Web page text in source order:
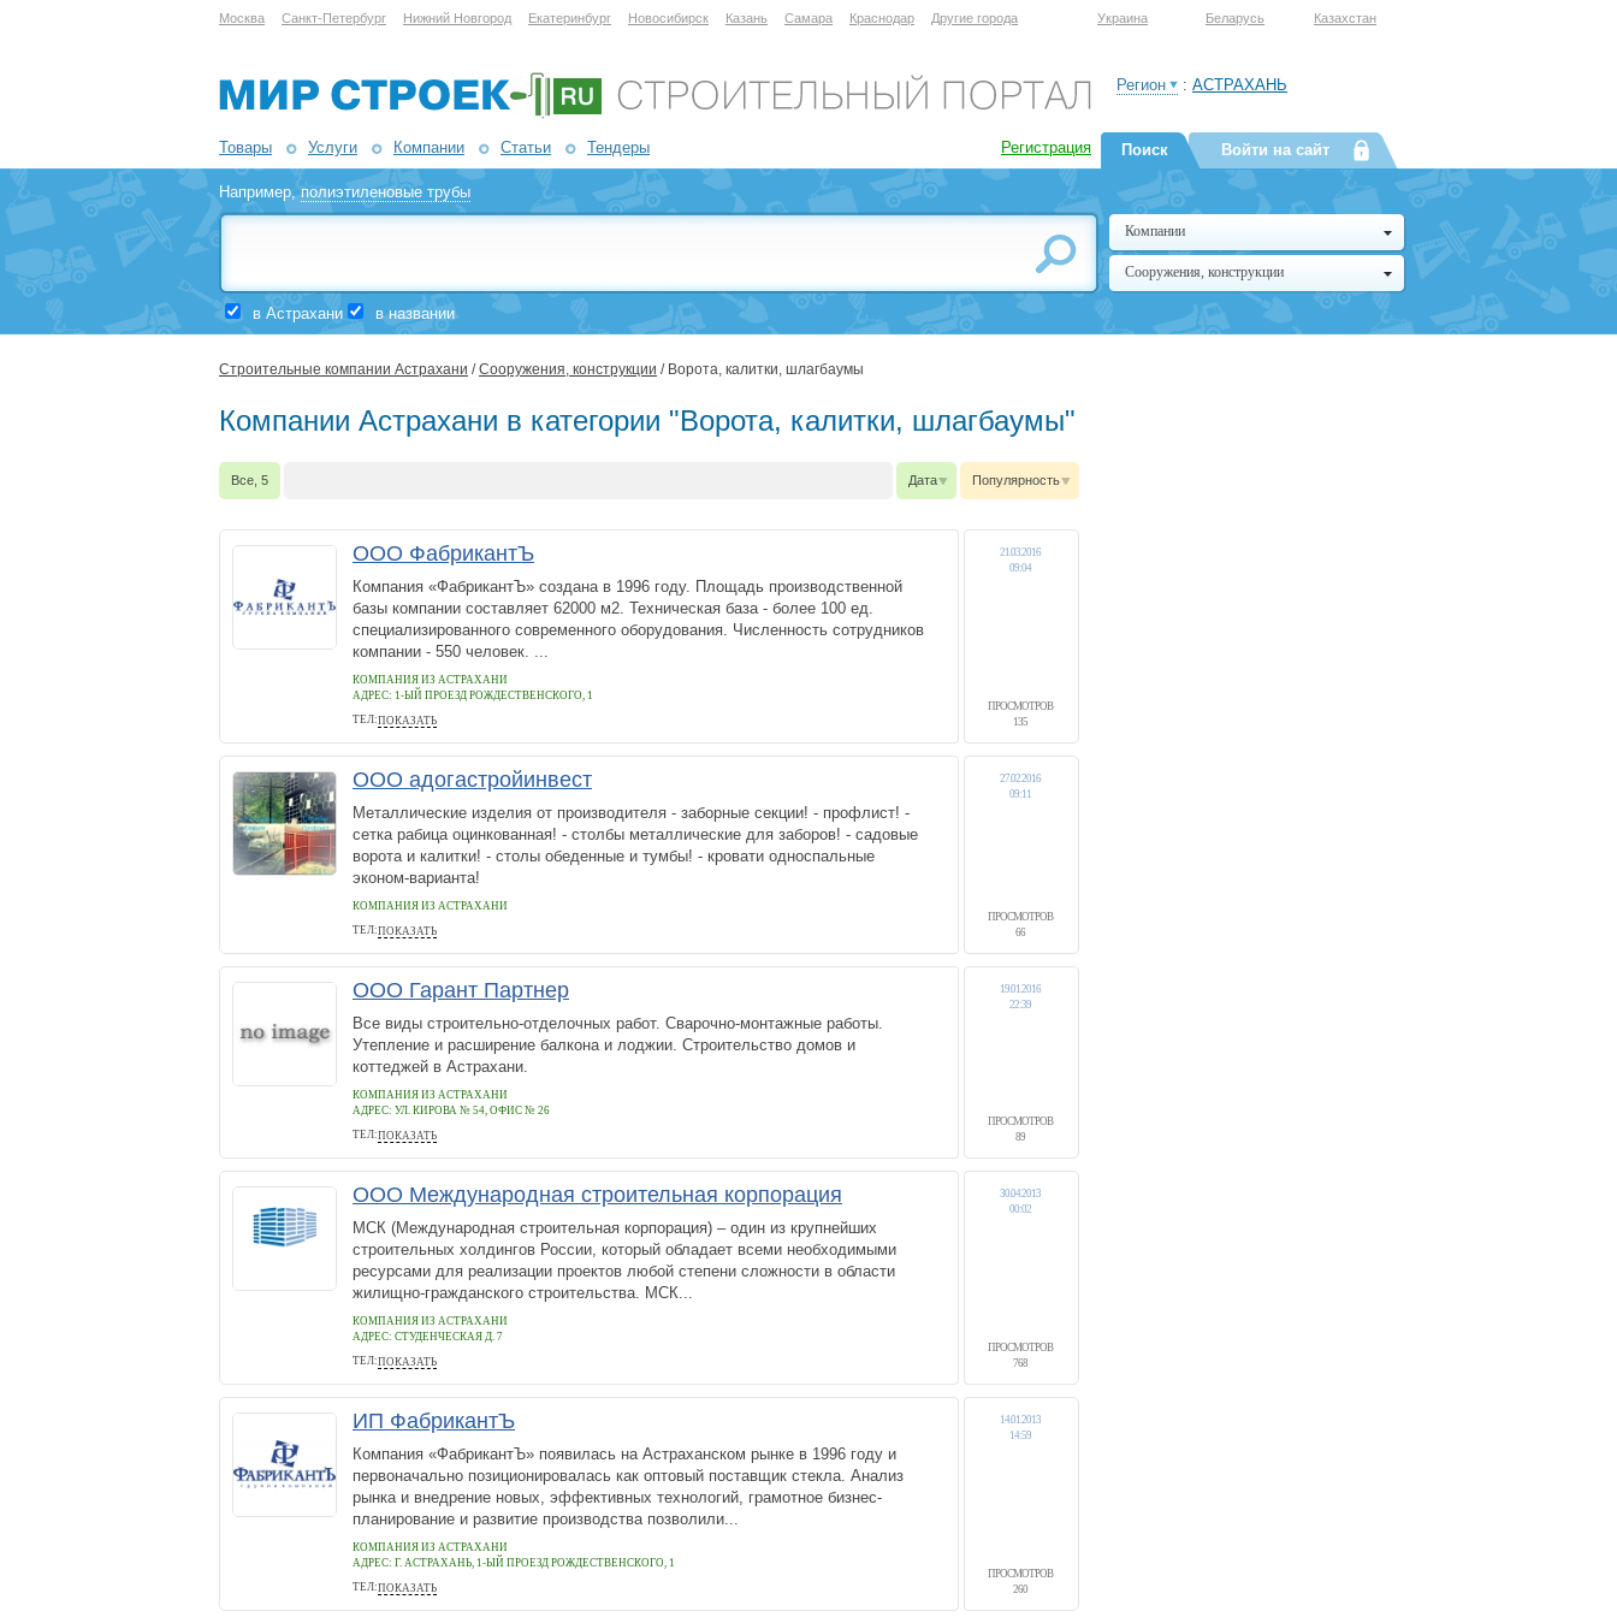
Москва Санкт-Петербург Нижний Новгород Екатеринбург Новосибирск Казань Самара Краснодар Другие города Украина Беларусь Казахстан
Товары Услуги Компании Статьи Тендеры Регистрация
Регион : АСТРАХАНЬ
Например,полиэтиленовые трубы
в Астрахани в названии
Поиск Войти на сайт
Компании
Сооружения, конструкции
Строительные компании Астрахани /Сооружения, конструкции / Ворота, калитки, шлагбаумы
Компании Астрахани в категории "Ворота, калитки, шлагбаумы"
Все, 5 Дата Популярность
ООО ФабрикантЪ
Компания «ФабрикантЪ» создана в 1996 году. Площадь производственной
базы компании составляет 62000 м2. Техническая база - более 100 ед.
специализированного современного оборудования. Численность сотрудников
компании - 550 человек. ...
КОМПАНИЯ ИЗ АСТРАХАНИ
АДРЕС: 1-ЫЙ ПРОЕЗД РОЖДЕСТВЕНСКОГО, 1
ТЕЛ:ПОКАЗАТЬ
89171908105
ПРОСМОТРОВ
135
21.03.2016
09:04
ООО адогастройинвест
Металлические изделия от производителя - заборные секции! - профлист! -
сетка рабица оцинкованная! - столбы металлические для заборов! - садовые
ворота и калитки! - столы обеденные и тумбы! - кровати односпальные
эконом-варианта!
КОМПАНИЯ ИЗ АСТРАХАНИ
ТЕЛ:ПОКАЗАТЬ
89161082395
ПРОСМОТРОВ
66
27.02.2016
09:11
ООО Гарант Партнер
Все виды строительно-отделочных работ. Сварочно-монтажные работы.
Утепление и расширение балкона и лоджии. Строительство домов и
коттеджей в Астрахани.
КОМПАНИЯ ИЗ АСТРАХАНИ
АДРЕС: УЛ. КИРОВА № 54, ОФИС № 26
ТЕЛ:ПОКАЗАТЬ
+7 9086101952
ПРОСМОТРОВ
89
19.01.2016
22:39
ООО Международная строительная корпорация
МСК (Международная строительная корпорация) – один из крупнейших
строительных холдингов России, который обладает всеми необходимыми
ресурсами для реализации проектов любой степени сложности в области
жилищно-гражданского строительства. МСК...
КОМПАНИЯ ИЗ АСТРАХАНИ
АДРЕС: СТУДЕНЧЕСКАЯ Д. 7
ТЕЛ:ПОКАЗАТЬ
+7(8512)29-00-(95),(96)
ПРОСМОТРОВ
768
30.04.2013
00:02
ИП ФабрикантЪ
Компания «ФабрикантЪ» появилась на Астраханском рынке в 1996 году и
первоначально позиционировалась как оптовый поставщик стекла. Анализ
рынка и внедрение новых, эффективных технологий, грамотное бизнес-
планирование и развитие производства позволили...
КОМПАНИЯ ИЗ АСТРАХАНИ
АДРЕС: Г. АСТРАХАНЬ, 1-ЫЙ ПРОЕЗД РОЖДЕСТВЕНСКОГО, 1
ТЕЛ:ПОКАЗАТЬ
(8512) 48-27-91
ПРОСМОТРОВ
260
14.01.2013
14:59